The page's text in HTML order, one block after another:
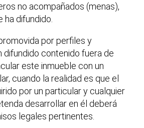
no acompañados (menas),
ha difundido.
por perfiles y
difundido contenido fuera de
este inmueble con un
cuando la realidad es que el
por un particular y cualquier
desarrollar en él deberá
legales pertinentes.